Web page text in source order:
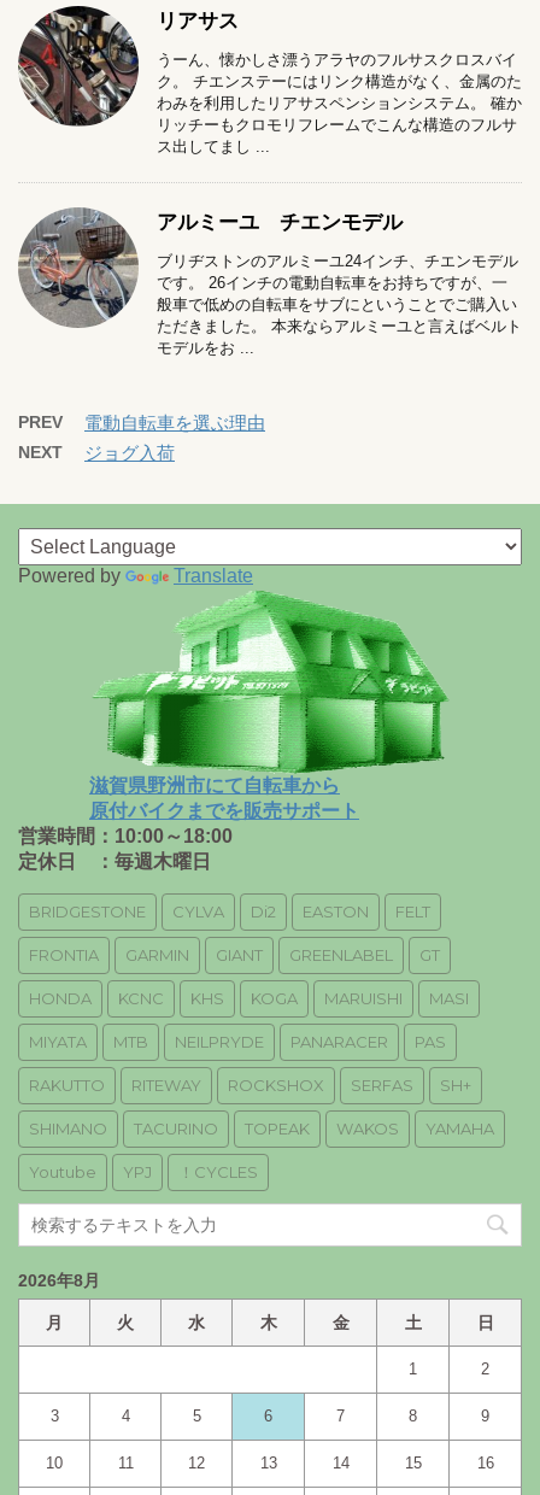
リアサス
うーん、懐かしさ漂うアラヤのフルサスクロスバイ
ク。 チエンステーにはリンク構造がなく、金属のた
わみを利用したリアサスペンションシステム。 確か
リッチーもクロモリフレームでこんな構造のフルサ
ス出してまし ...
アルミーユ チエンモデル
ブリヂストンのアルミーユ24インチ、チエンモデル
です。 26インチの電動自転車をお持ちですが、一
般車で低めの自転車をサブにということでご購入い
ただきました。 本来ならアルミーユと言えばベルト
モデルをお ...
PREV 電動自転車を選ぶ理由
NEXT ジョグ入荷
Powered by Translate
滋賀県野洲市にて自転車から
原付バイクまでを販売サポート
営業時間：10:00～18:00
定休日 ：毎週木曜日
BRIDGESTONE CYLVA Di2 EASTON FELT
FRONTIA GARMIN GIANT GREENLABEL GT
HONDA KCNC KHS KOGA MARUISHI MASI
MIYATA MTB NEILPRYDE PANARACER PAS
RAKUTTO RITEWAY ROCKSHOX SERFAS SH+
SHIMANO TACURINO TOPEAK WAKOS YAMAHA
Youtube YPJ ！CYCLES
2026年8月
月 火 水 木 金 土 日
1 2
3 4 5 6 7 8 9
10 11 12 13 14 15 16